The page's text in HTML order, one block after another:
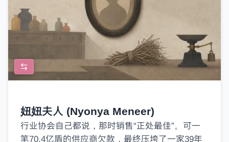
妞妞夫人 (Nyonya Meneer)
行业协会自己都说，那时销售“正处最佳”。可一
笔70.4亿盾的供应商欠款，最终压垮了一家39年
在浪潮来临前，保持领先。
Brandmine Weekly 每周二准时送达——最新品牌简